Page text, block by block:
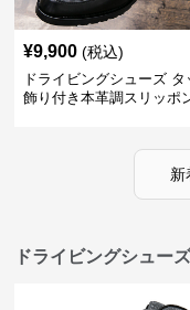
¥9,900 (税込)
ドライビングシューズ タ
飾り付き本革調スリッポ
新
ドライビングシュー